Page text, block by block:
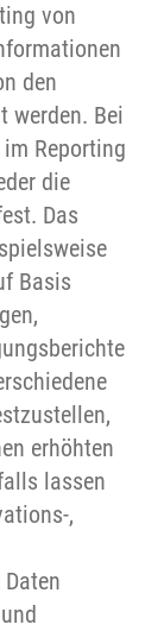
von
den
werden. Bei
Reporting
die
Das
Basis
erhöhten
lassen
,